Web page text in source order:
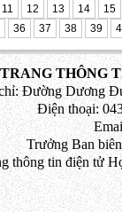
11 12 13 14
15
36 37 38 39
TRANG THÔNG
Đường Dương
Điện thoại:
Trưởng Ban
thông tin điện tử